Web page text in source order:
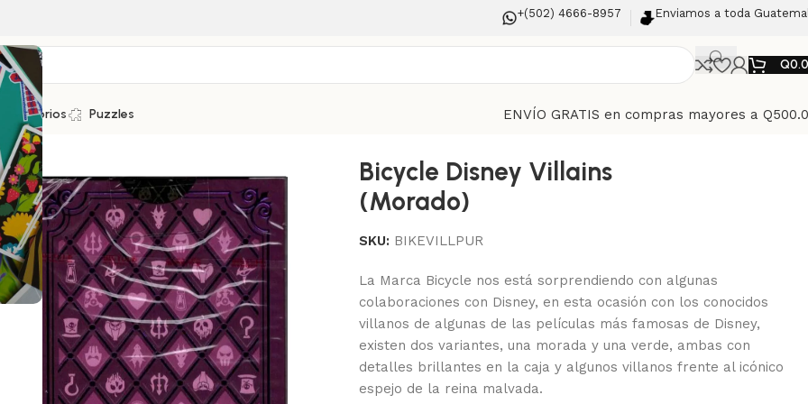
+(502) 4666-8957 Enviamos a toda
Q
Accesorios Puzzles
ENVÍO GRATIS en compras mayores a
Bicycle Disney Villains
(Morado)
SKU: BIKEVILLPUR
La Marca Bicycle nos está sorprendiendo con algunas
colaboraciones con Disney, en esta ocasión con los conocidos
villanos de algunas de las películas más famosas de Disney,
existen dos variantes, una morada y una verde, ambas con
detalles brillantes en la caja y algunos villanos frente al icónico
espejo de la reina malvada.